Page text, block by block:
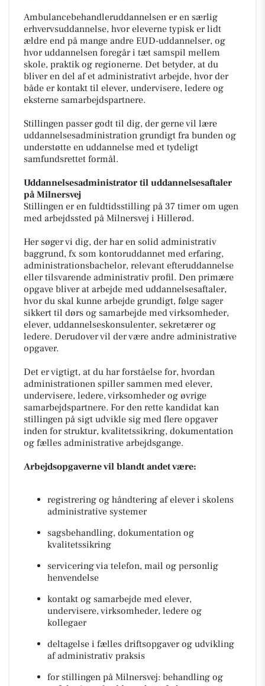
Ambulancebehandleruddannelsen er en særlig
erhvervsuddannelse, hvor eleverne typisk er lidt
ældre end på mange andre EUD-uddannelser, og
hvor uddannelsen foregår i tæt samspil mellem
skole, praktik og regionerne. Det betyder, at du
bliver en del af et administrativt arbejde, hvor der
både er kontakt til elever, undervisere, ledere og
eksterne samarbejdspartnere.
Stillingen passer godt til dig, der gerne vil lære
uddannelsesadministration grundigt fra bunden og
understøtte en uddannelse med et tydeligt
samfundsrettet formål.
Uddannelsesadministrator til uddannelsesaftaler
på Milnersvej
Stillingen er en fuldtidsstilling på 37 timer om ugen
med arbejdssted på Milnersvej i Hillerød.
Her søger vi dig, der har en solid administrativ
baggrund, fx som kontoruddannet med erfaring,
administrationsbachelor, relevant efteruddannelse
eller tilsvarende administrativ profil. Den primære
opgave bliver at arbejde med uddannelsesaftaler,
hvor du skal kunne arbejde grundigt, følge sager
sikkert til dørs og samarbejde med virksomheder,
elever, uddannelseskonsulenter, sekretærer og
ledere. Derudover vil der være andre administrative
opgaver.
Det er vigtigt, at du har forståelse for, hvordan
administrationen spiller sammen med elever,
undervisere, ledere, virksomheder og øvrige
samarbejdspartnere. For den rette kandidat kan
stillingen på sigt udvikle sig med flere opgaver
inden for struktur, kvalitetssikring, dokumentation
og fælles administrative arbejdsgange.
Arbejdsopgaverne vil blandt andet være:
registrering og håndtering af elever i skolens
administrative systemer
sagsbehandling, dokumentation og
kvalitetssikring
servicering via telefon, mail og personlig
henvendelse
kontakt og samarbejde med elever,
undervisere, virksomheder, ledere og
kollegaer
deltagelse i fælles driftsopgaver og udvikling
af administrativ praksis
for stillingen på Milnersvej: behandling og